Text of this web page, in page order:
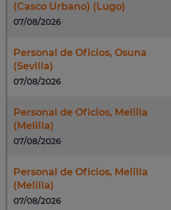
(Casco Urbano) (Lugo)
07/08/2026
Personal de Oficios, Osuna
(Sevilla)
07/08/2026
Personal de Oficios, Melilla
(Melilla)
07/08/2026
Personal de Oficios, Melilla
(Melilla)
07/08/2026